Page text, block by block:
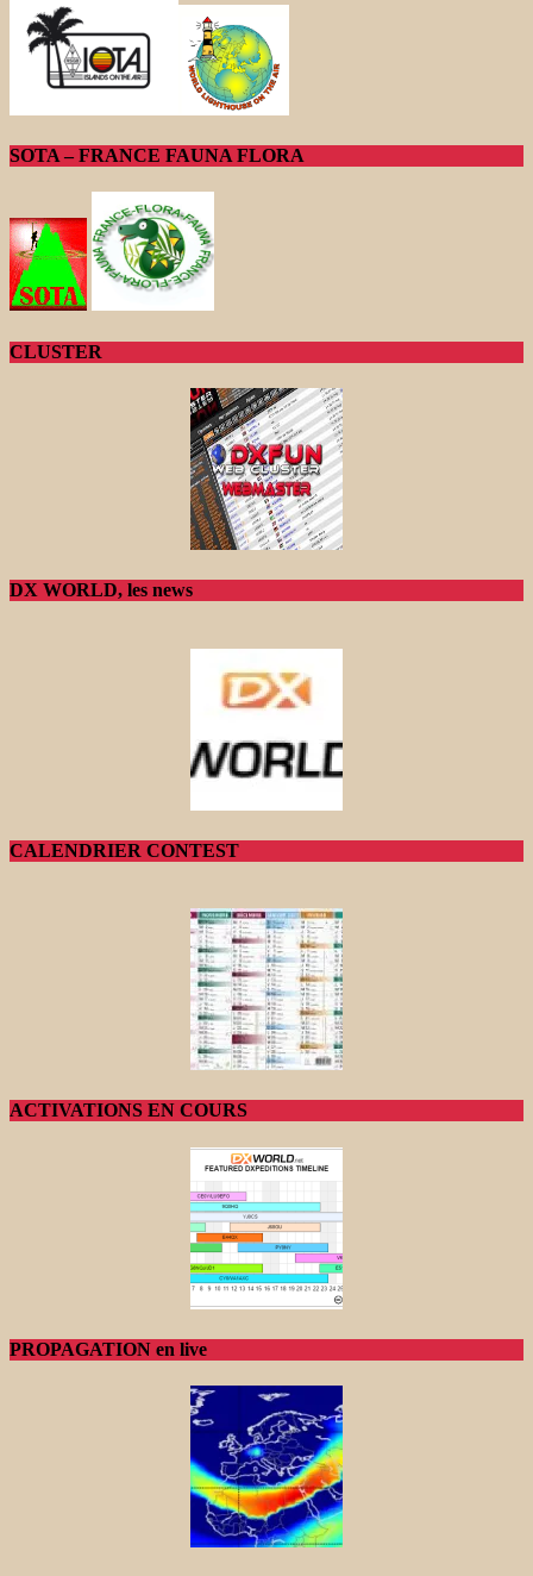
SOTA – FRANCE FAUNA FLORA
CLUSTER
DX WORLD, les news
CALENDRIER CONTEST
ACTIVATIONS EN COURS
PROPAGATION en live